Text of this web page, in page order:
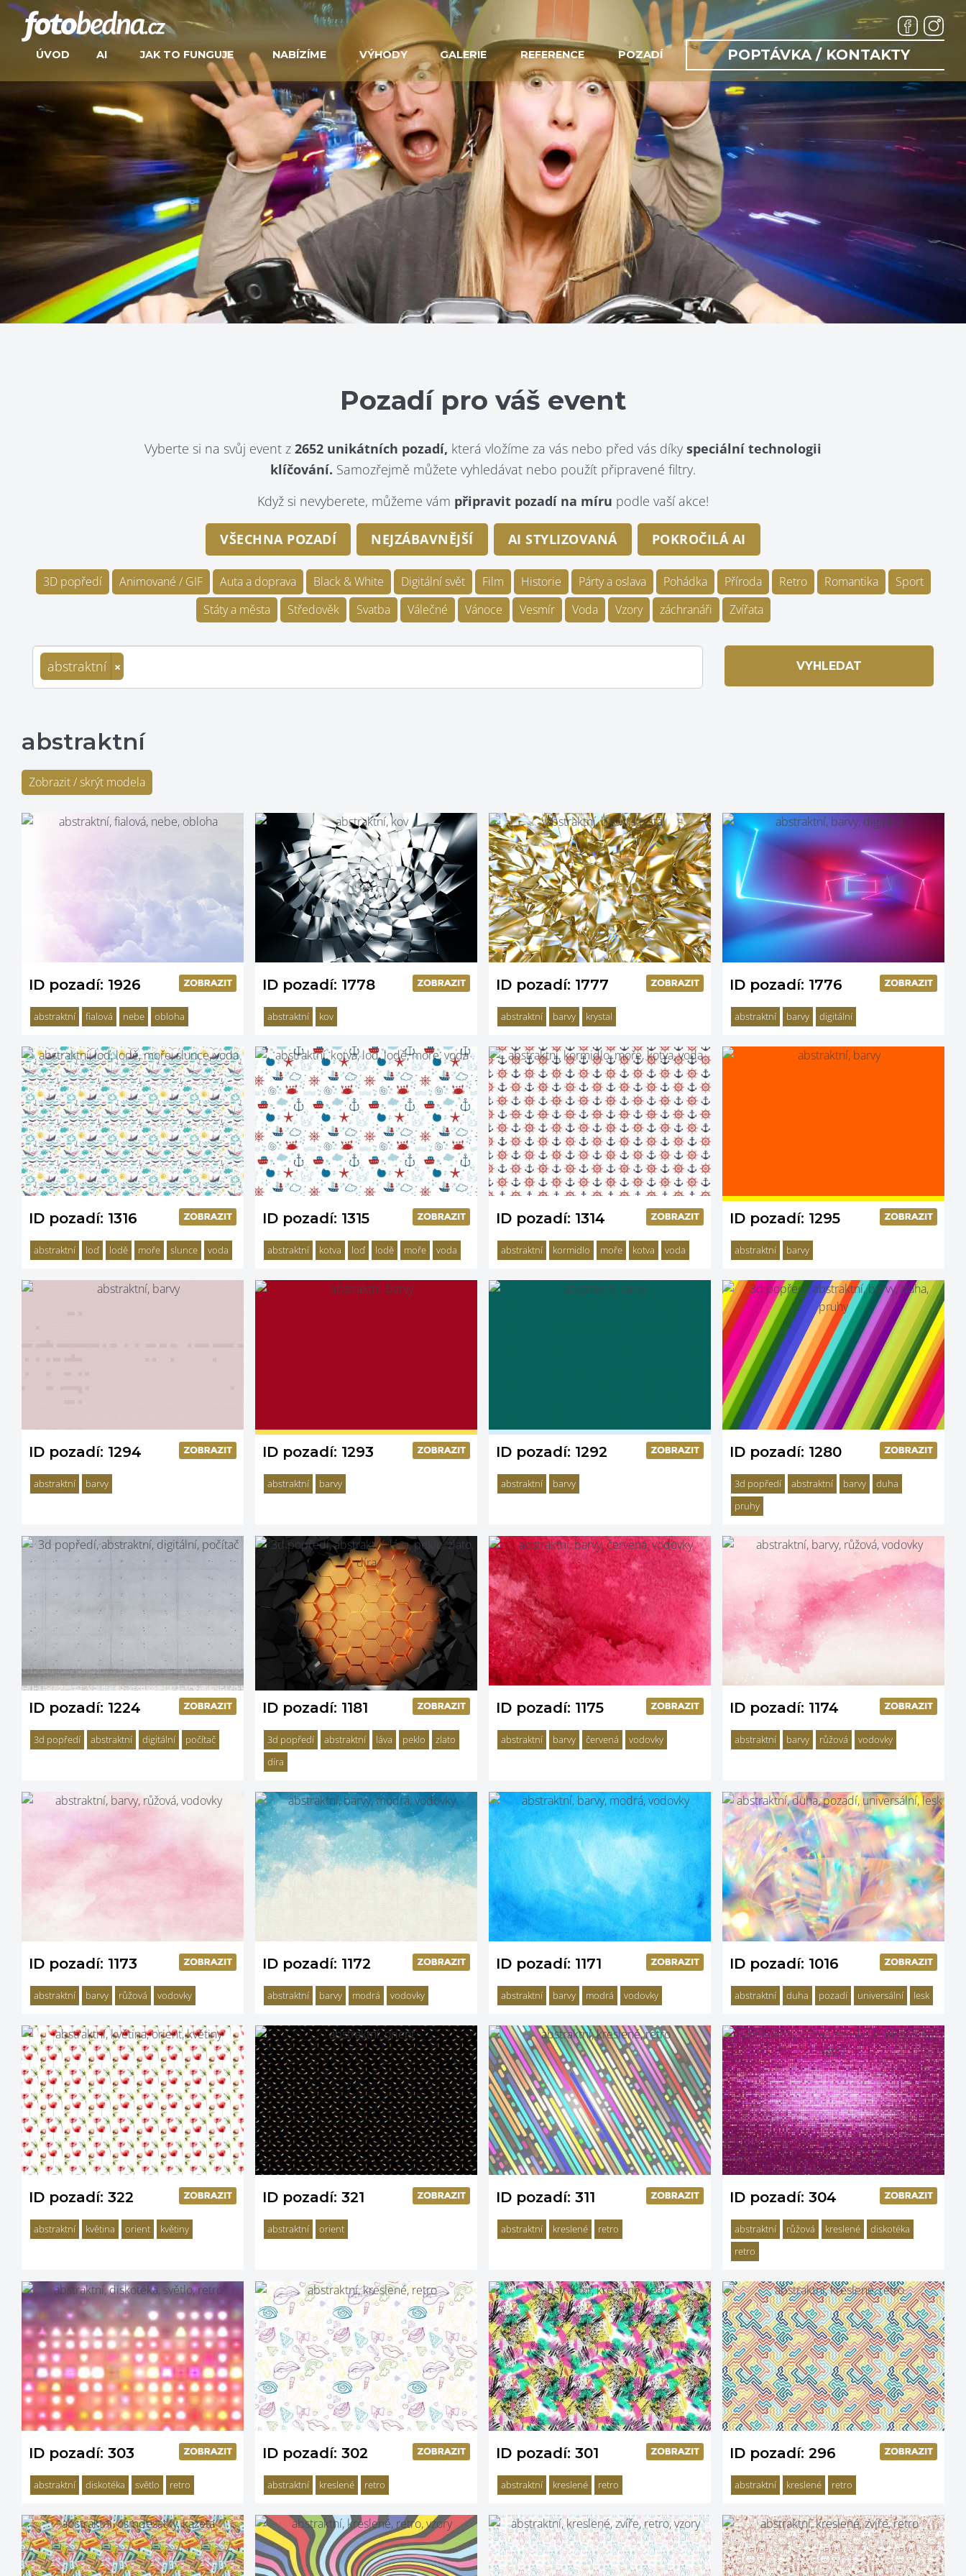
ÚVOD AI JAK TO FUNGUJE NABÍZÍME VÝHODY GALERIE REFERENCE POZADÍ POPTÁVKA / KONTAKTY
Pozadí pro váš event
Vyberte si na svůj event z 2652 unikátních pozadí, která vložíme za vás nebo před vás díky speciální technologii
klíčování. Samozřejmě můžete vyhledávat nebo použít připravené filtry.
Když si nevyberete, můžeme vám připravit pozadí na míru podle vaší akce!
VŠECHNA POZADÍ NEJZÁBAVNĚJŠÍ AI STYLIZOVANÁ POKROČILÁ AI
3D popředí Animované / GIF Auta a doprava Black & White Digitální svět Film Historie Párty a oslava Pohádka Příroda Retro Romantika
Sport
Státy a města
Středověk Svatba Válečné Vánoce Vesmír Voda Vzory záchranáři Zvířata
abstraktní × VYHLEDAT
abstraktní
Zobrazit / skrýt modela
ID pozadí: 1926
abstraktní fialová nebe obloha
ID pozadí: 1778
abstraktní kov
ID pozadí: 1777
abstraktní barvy krystal
ID pozadí: 1776
abstraktní barvy digitální
ID pozadí: 1316
abstraktní loď lodě moře slunce voda
ID pozadí: 1315
abstraktní kotva loď lodě moře voda
ID pozadí: 1314
abstraktní kormidlo moře kotva voda
ID pozadí: 1295
abstraktní barvy
ID pozadí: 1294
abstraktní barvy
ID pozadí: 1293
abstraktní barvy
ID pozadí: 1292
abstraktní barvy
ID pozadí: 1280
3d popředí abstraktní barvy
duha
pruhy
ID pozadí: 1224
3d popředí abstraktní digitální počítač
ID pozadí: 1181
3d popředí abstraktní láva peklo
zlato
díra
ID pozadí: 1175
abstraktní barvy červená vodovky
ID pozadí: 1174
abstraktní barvy růžová vodovky
ID pozadí: 1173
abstraktní barvy růžová vodovky
ID pozadí: 1172
abstraktní barvy modrá vodovky
ID pozadí: 1171
abstraktní barvy modrá vodovky
ID pozadí: 1016
abstraktní duha pozadí universální lesk
ID pozadí: 322
abstraktní květina orient květiny
ID pozadí: 321
abstraktní orient
ID pozadí: 311
abstraktní kreslené retro
ID pozadí: 304
abstraktní růžová kreslené
diskotéka
retro
ID pozadí: 303
abstraktní diskotéka světlo retro
ID pozadí: 302
abstraktní kreslené retro
ID pozadí: 301
abstraktní kreslené retro
ID pozadí: 296
abstraktní kreslené retro